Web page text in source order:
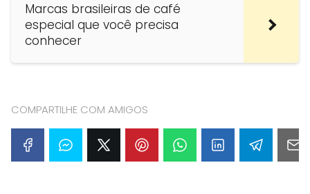
Marcas brasileiras de café
especial que você precisa
conhecer
COMPARTILHE COM AMIGOS